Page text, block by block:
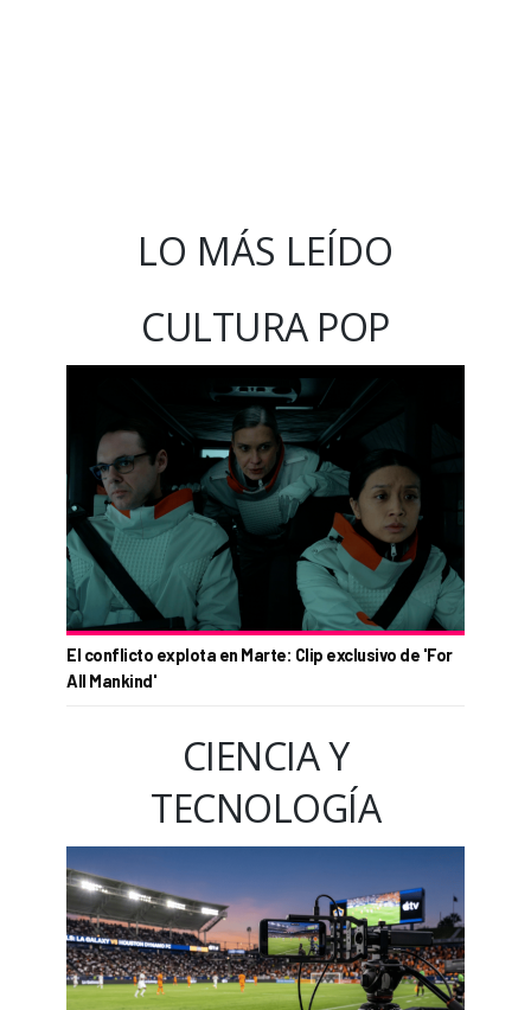
LO MÁS LEÍDO
CULTURA POP
El conflicto explota en Marte: Clip exclusivo de 'For
All Mankind'
CIENCIA Y
TECNOLOGÍA